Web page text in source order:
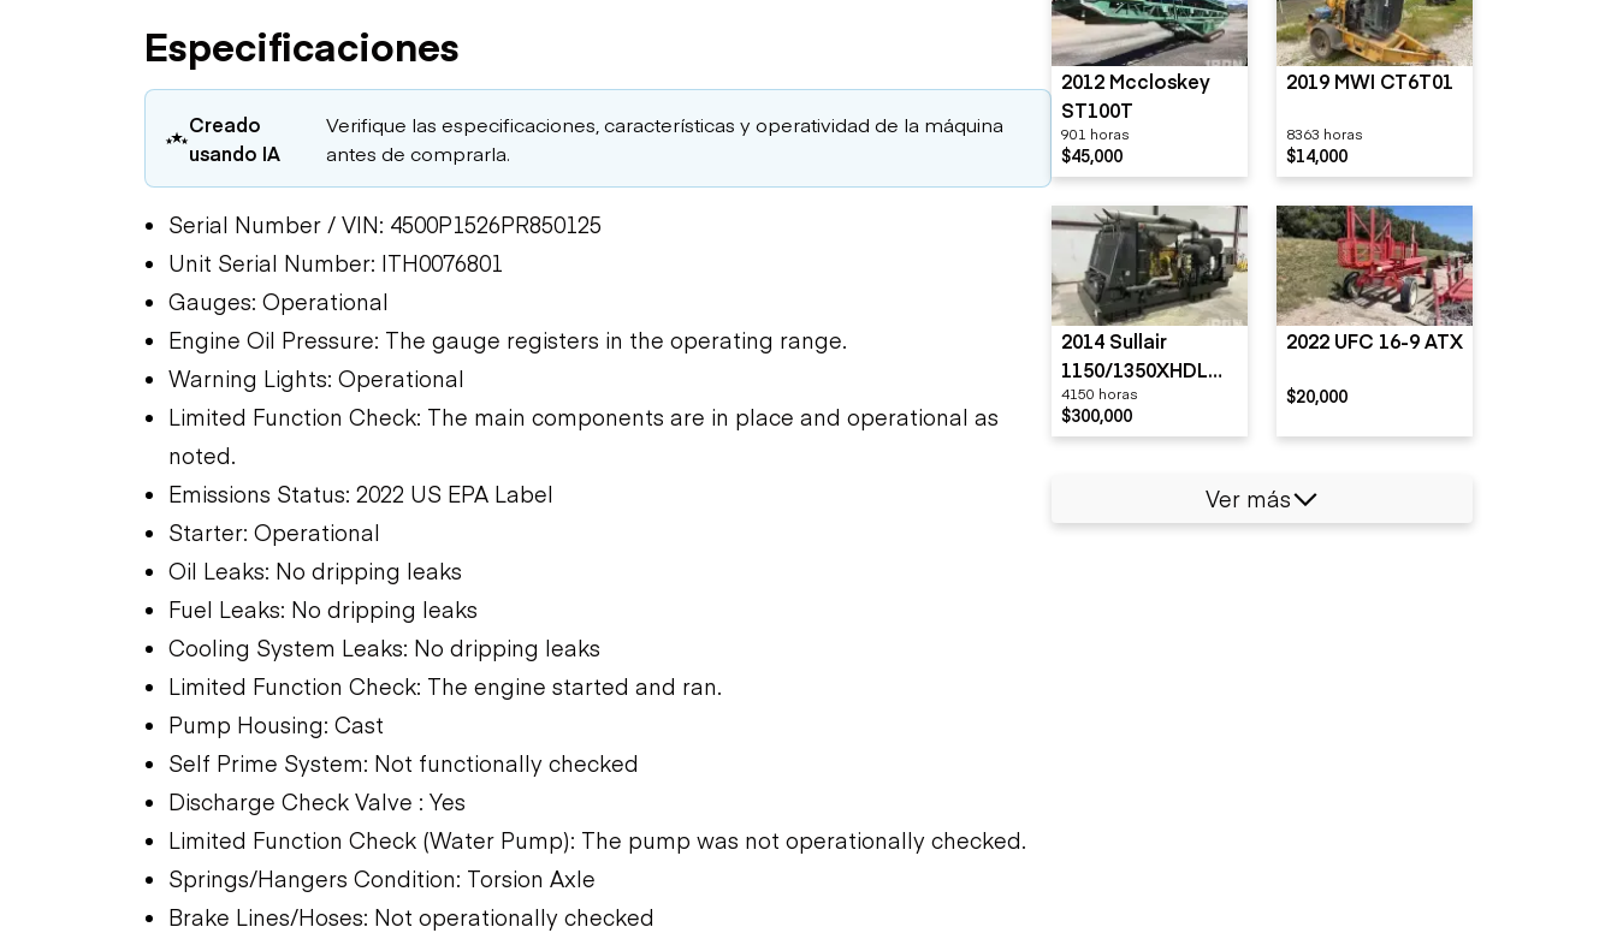
Especificaciones
Creado
usando IA
Verifique las especificaciones, características y operatividad de la máquina
antes de comprarla.
Serial Number / VIN: 4500P1526PR850125
Unit Serial Number: ITH0076801
Gauges: Operational
Engine Oil Pressure: The gauge registers in the operating range.
Warning Lights: Operational
Limited Function Check: The main components are in place and operational as
noted.
Emissions Status: 2022 US EPA Label
Starter: Operational
Oil Leaks: No dripping leaks
Fuel Leaks: No dripping leaks
Cooling System Leaks: No dripping leaks
Limited Function Check: The engine started and ran.
Pump Housing: Cast
Self Prime System: Not functionally checked
Discharge Check Valve : Yes
Limited Function Check (Water Pump): The pump was not operationally checked.
Springs/Hangers Condition: Torsion Axle
Brake Lines/Hoses: Not operationally checked
2012 Mccloskey
ST100T
901 horas
$45,000
2019 MWI CT6T01
8363 horas
$14,000
2014 Sullair
1150/1350XHDL
OFT-CA3
4150 horas
$300,000
2022 UFC 16-9 ATX
$20,000
Ver más